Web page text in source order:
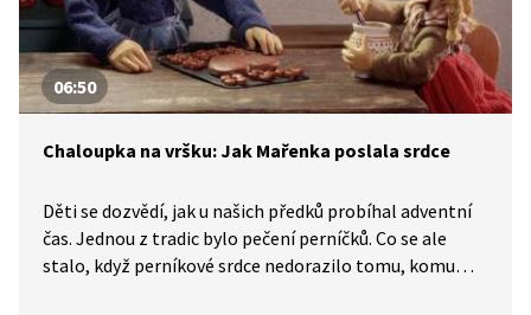
06:50
Chaloupka na vršku: Jak Mařenka poslala srdce
Děti se dozvědí, jak u našich předků probíhal adventní
čas. Jednou z tradic bylo pečení perníčků. Co se ale
stalo, když perníkové srdce nedorazilo tomu, komu